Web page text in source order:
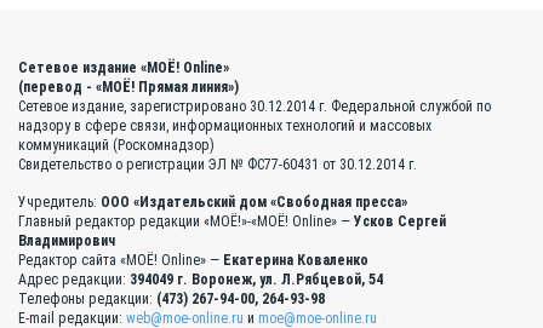
Сетевое издание «МОЁ! Online»
(перевод - «МОЁ! Прямая линия»)
Сетевое издание, зарегистрировано 30.12.2014 г. Федеральной службой по
надзору в сфере связи, информационных технологий и массовых
коммуникаций (Роскомнадзор)
Свидетельство о регистрации ЭЛ № ФС77-60431 от 30.12.2014 г.
Учредитель: ООО «Издательский дом «Свободная пресса»
Главный редактор редакции «МОЁ!»-«МОЁ! Online» — Усков Сергей
Владимирович
Редактор сайта «МОЁ! Online» — Екатерина Коваленко
Адрес редакции: 394049 г. Воронеж, ул. Л.Рябцевой, 54
Телефоны редакции: (473) 267-94-00, 264-93-98
E-mail редакции: web@moe-online.ru и moe@moe-online.ru